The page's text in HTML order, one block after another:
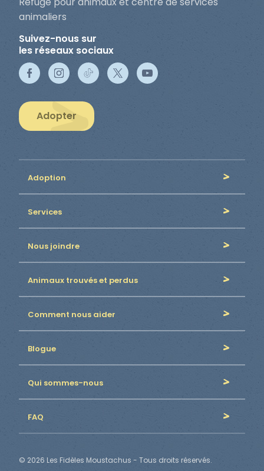
animaliers
Suivez-nous sur
les réseaux sociaux
Adopter
Adoption
Services
Nous joindre
Animaux trouvés et perdus
Comment nous aider
Blogue
Qui sommes-nous
FAQ
© 2026 Les Fidèles Moustachus - Tous droits réservés.